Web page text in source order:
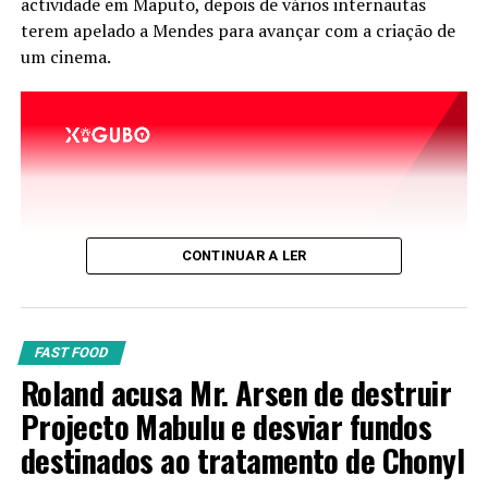
completa, permitindo que a história ganhe uma nova
dimensão e alcance um público ainda mais amplo.
técnica de uma nova geração de realizadores
moçambicanos que explora as fronteiras entre cinema,
tecnologia e storytelling.
TÓPICOS RELACIONADOS:
terem apelado a Mendes para avançar com a criação de
um cinema.
CONTINUAR A LER
FAST FOOD
Roland acusa Mr. Arsen de destruir
Projecto Mabulu e desviar fundos
destinados ao tratamento de Chonyl